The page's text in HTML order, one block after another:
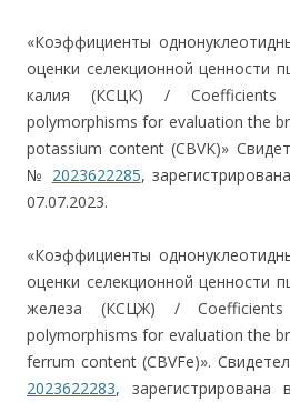
«Коэффициенты
оценки селекционной ценности
калия (КСЦК) / Сoefficients
polymorphisms for evaluation the
potassium content (СBVK)»
№ 2023622285,
07.07.2023.
«Коэффициенты
оценки селекционной ценности
железа (КСЦЖ) /
polymorphisms for evaluation the
ferrum content (СBVFe)».
2023622283,